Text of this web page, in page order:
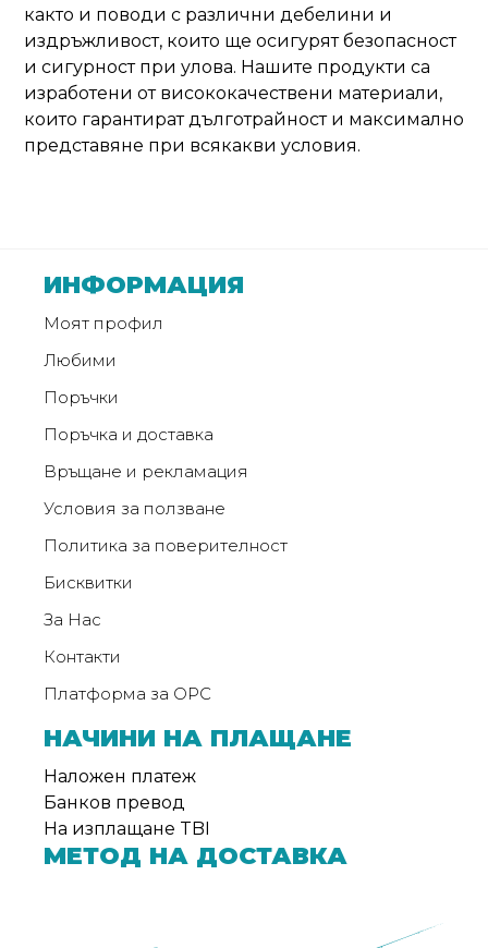
както и поводи с различни дебелини и
издръжливост, които ще осигурят безопасност
и сигурност при улова. Нашите продукти са
изработени от висококачествени материали,
които гарантират дълготрайност и максимално
представяне при всякакви условия.
ИНФОРМАЦИЯ
Моят профил
Любими
Поръчки
Поръчка и доставка
Връщане и рекламация
Условия за ползване
Политика за поверителност
Бисквитки
За Нас
Контакти
Платформа за ОРС
НАЧИНИ НА ПЛАЩАНЕ
Наложен платеж
Банков превод
На изплащане TBI
МЕТОД НА ДОСТАВКА